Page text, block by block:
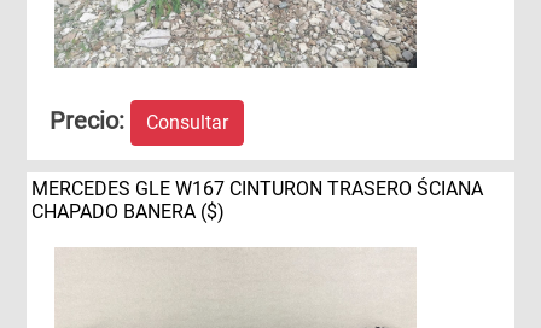
Precio: Consultar
MERCEDES GLE W167 CINTURON TRASERO ŚCIANA
CHAPADO BANERA ($)